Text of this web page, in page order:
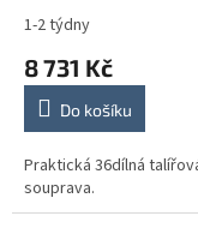
1-2 týdny
8 731 Kč
Do košíku
Praktická 36dílná
souprava.